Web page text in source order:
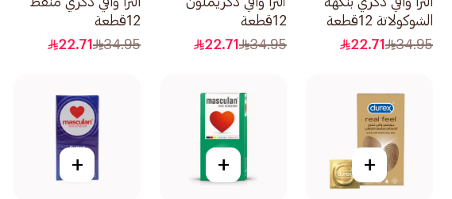
الشوكولاتة 12قطعة
34.95
22.71
12قطعة
34.95
22.71
12قطعة
34.95
22.71
+
+
+